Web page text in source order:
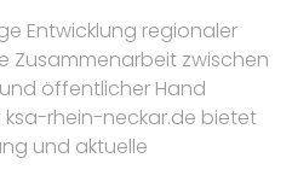
Entwicklung regionaler
Zusammenarbeit zwischen
öffentlicher Hand
ksa-rhein-neckar.de bietet
und aktuelle